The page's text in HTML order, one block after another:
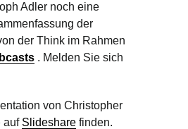
Adler noch eine
der
der Think im Rahmen
. Melden Sie sich
von Christopher
auf Slideshare finden.